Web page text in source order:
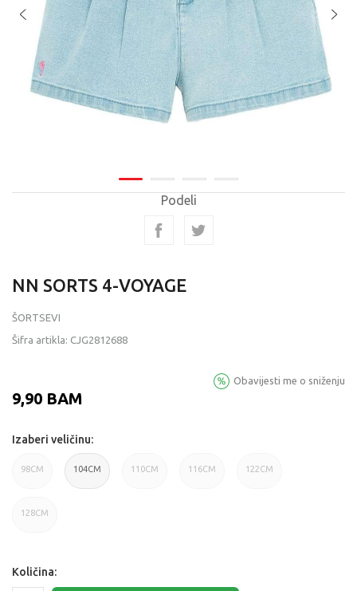
Podeli
NN SORTS 4-VOYAGE
ŠORTSEVI
Šifra artikla: CJG2812688
9,90 BAM
Obavijesti me o sniženju
Izaberi veličinu:
98CM 104CM 110CM 116CM 122CM
128CM
Količina: